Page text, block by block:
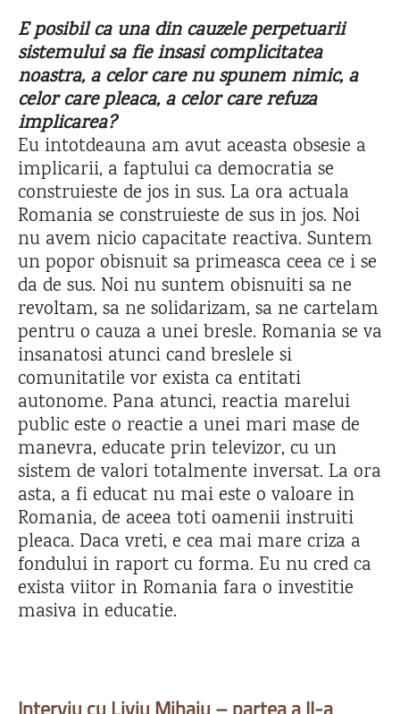
E posibil ca una din cauzele perpetuarii
sistemului sa fie insasi complicitatea
noastra, a celor care nu spunem nimic, a
celor care pleaca, a celor care refuza
implicarea?
Eu intotdeauna am avut aceasta obsesie a
implicarii, a faptului ca democratia se
construieste de jos in sus. La ora actuala
Romania se construieste de sus in jos. Noi
nu avem nicio capacitate reactiva. Suntem
un popor obisnuit sa primeasca ceea ce i se
da de sus. Noi nu suntem obisnuiti sa ne
revoltam, sa ne solidarizam, sa ne cartelam
pentru o cauza a unei bresle. Romania se va
insanatosi atunci cand breslele si
comunitatile vor exista ca entitati
autonome. Pana atunci, reactia marelui
public este o reactie a unei mari mase de
manevra, educate prin televizor, cu un
sistem de valori totalmente inversat. La ora
asta, a fi educat nu mai este o valoare in
Romania, de aceea toti oamenii instruiti
pleaca. Daca vreti, e cea mai mare criza a
fondului in raport cu forma. Eu nu cred ca
exista viitor in Romania fara o investitie
masiva in educatie.